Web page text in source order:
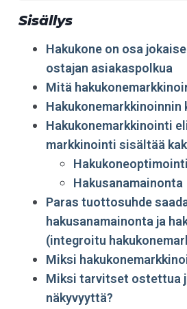
Sisällys
Hakukone on osa
ostajan asiakaspolkua
Mitä
Hakukonemarkkinointi
markkinointi sisältää
Hakukoneoptimointi
Hakusanamainonta
Paras tuottosuhde
hakusanamainonta ja
(integroitu
Miksi
Miksi tarvitset ostettua
näkyvyyttä?